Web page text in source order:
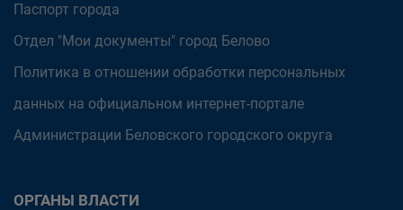
Паспорт города
Отдел "Мои документы" город Белово
Политика в отношении обработки персональных
данных на официальном интернет-портале
Администрации Беловского городского округа
ОРГАНЫ ВЛАСТИ